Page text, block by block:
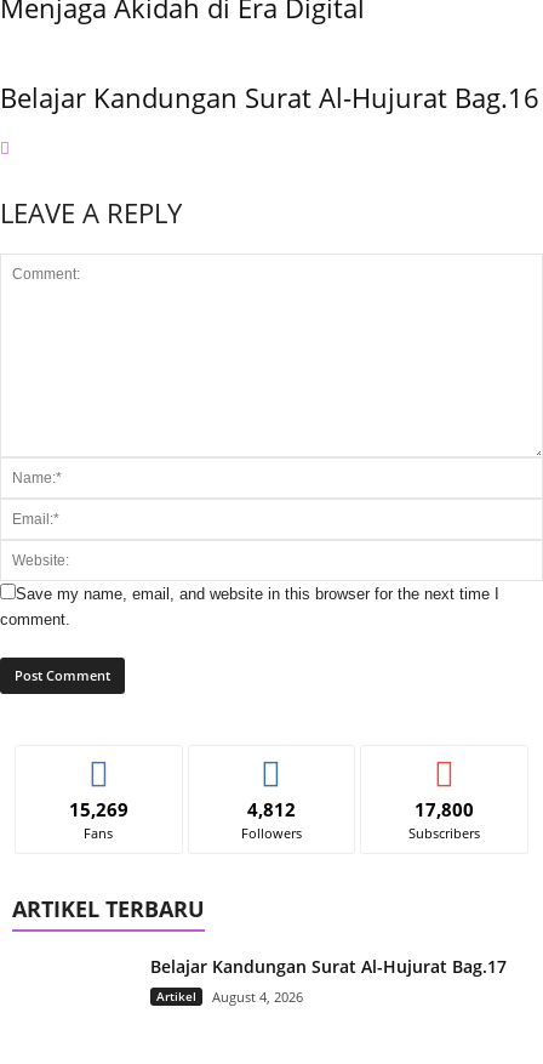
Belajar Kandungan Surat Al-Hujurat Bag.16
LEAVE A REPLY
Save my name, email, and website in this browser for the next time I
comment.
15,269
Fans
4,812
Followers
17,800
Subscribers
ARTIKEL TERBARU
Belajar Kandungan Surat Al-Hujurat Bag.17
Artikel August 4, 2026